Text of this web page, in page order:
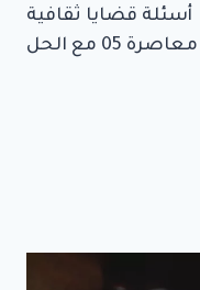
أسئلة قضايا ثقافية
معاصرة 05 مع الحل